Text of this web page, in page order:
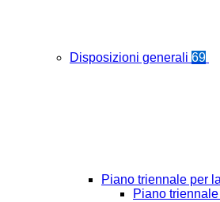
Disposizioni generali 69
Piano triennale per
Piano